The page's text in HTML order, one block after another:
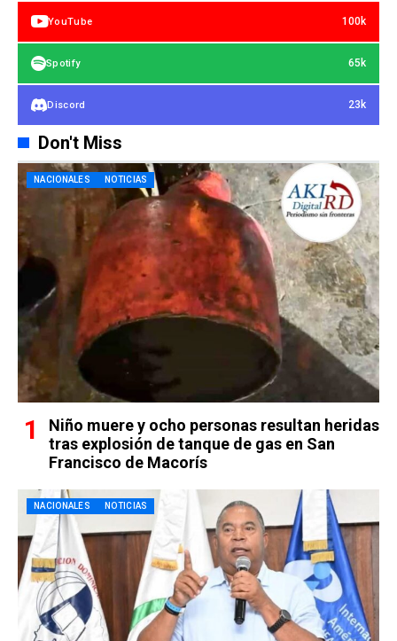
YouTube 100k
Spotify 65k
Discord 23k
Don't Miss
NACIONALES NOTICIAS
Niño muere y ocho personas resultan heridas
tras explosión de tanque de gas en San
Francisco de Macorís
NACIONALES NOTICIAS